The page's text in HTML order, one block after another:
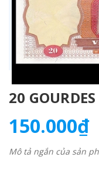
20
150.000₫
Mô tả ngắn của sản